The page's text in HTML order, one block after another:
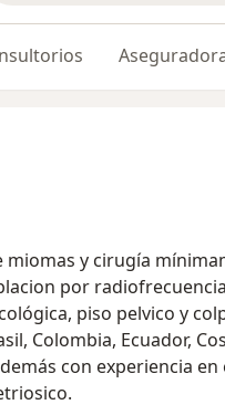
miomas y cirugía
por
piso pelvico y
Colombia, Ecuador,
con experiencia